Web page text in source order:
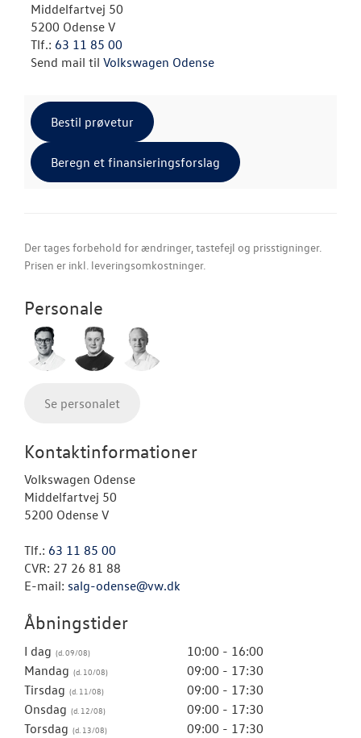
Middelfartvej 50
5200 Odense V
Tlf.: 63 11 85 00
Send mail til Volkswagen Odense
Bestil prøvetur
Beregn et finansieringsforslag
Der tages forbehold for ændringer, tastefejl og prisstigninger.
Prisen er inkl. leveringsomkostninger.
Personale
Se personalet
Kontaktinformationer
Volkswagen Odense
Middelfartvej 50
5200 Odense V
Tlf.: 63 11 85 00
CVR: 27 26 81 88
E-mail: salg-odense@vw.dk
Åbningstider
I dag
10:00 - 16:00
Mandag
09:00 - 17:30
Tirsdag
09:00 - 17:30
Onsdag
09:00 - 17:30
Torsdag
09:00 - 17:30